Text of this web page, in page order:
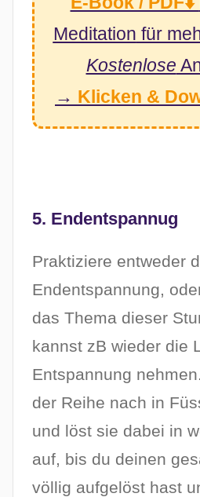
Meditation für
Kostenlose
→ Klicken &
5. Endentspannug
Praktiziere entweder
Endentspannung,
das Thema dieser
kannst zB wieder die
Entspannung
der Reihe nach in
und löst sie dabei in
auf, bis du deinen
völlig aufgelöst hast